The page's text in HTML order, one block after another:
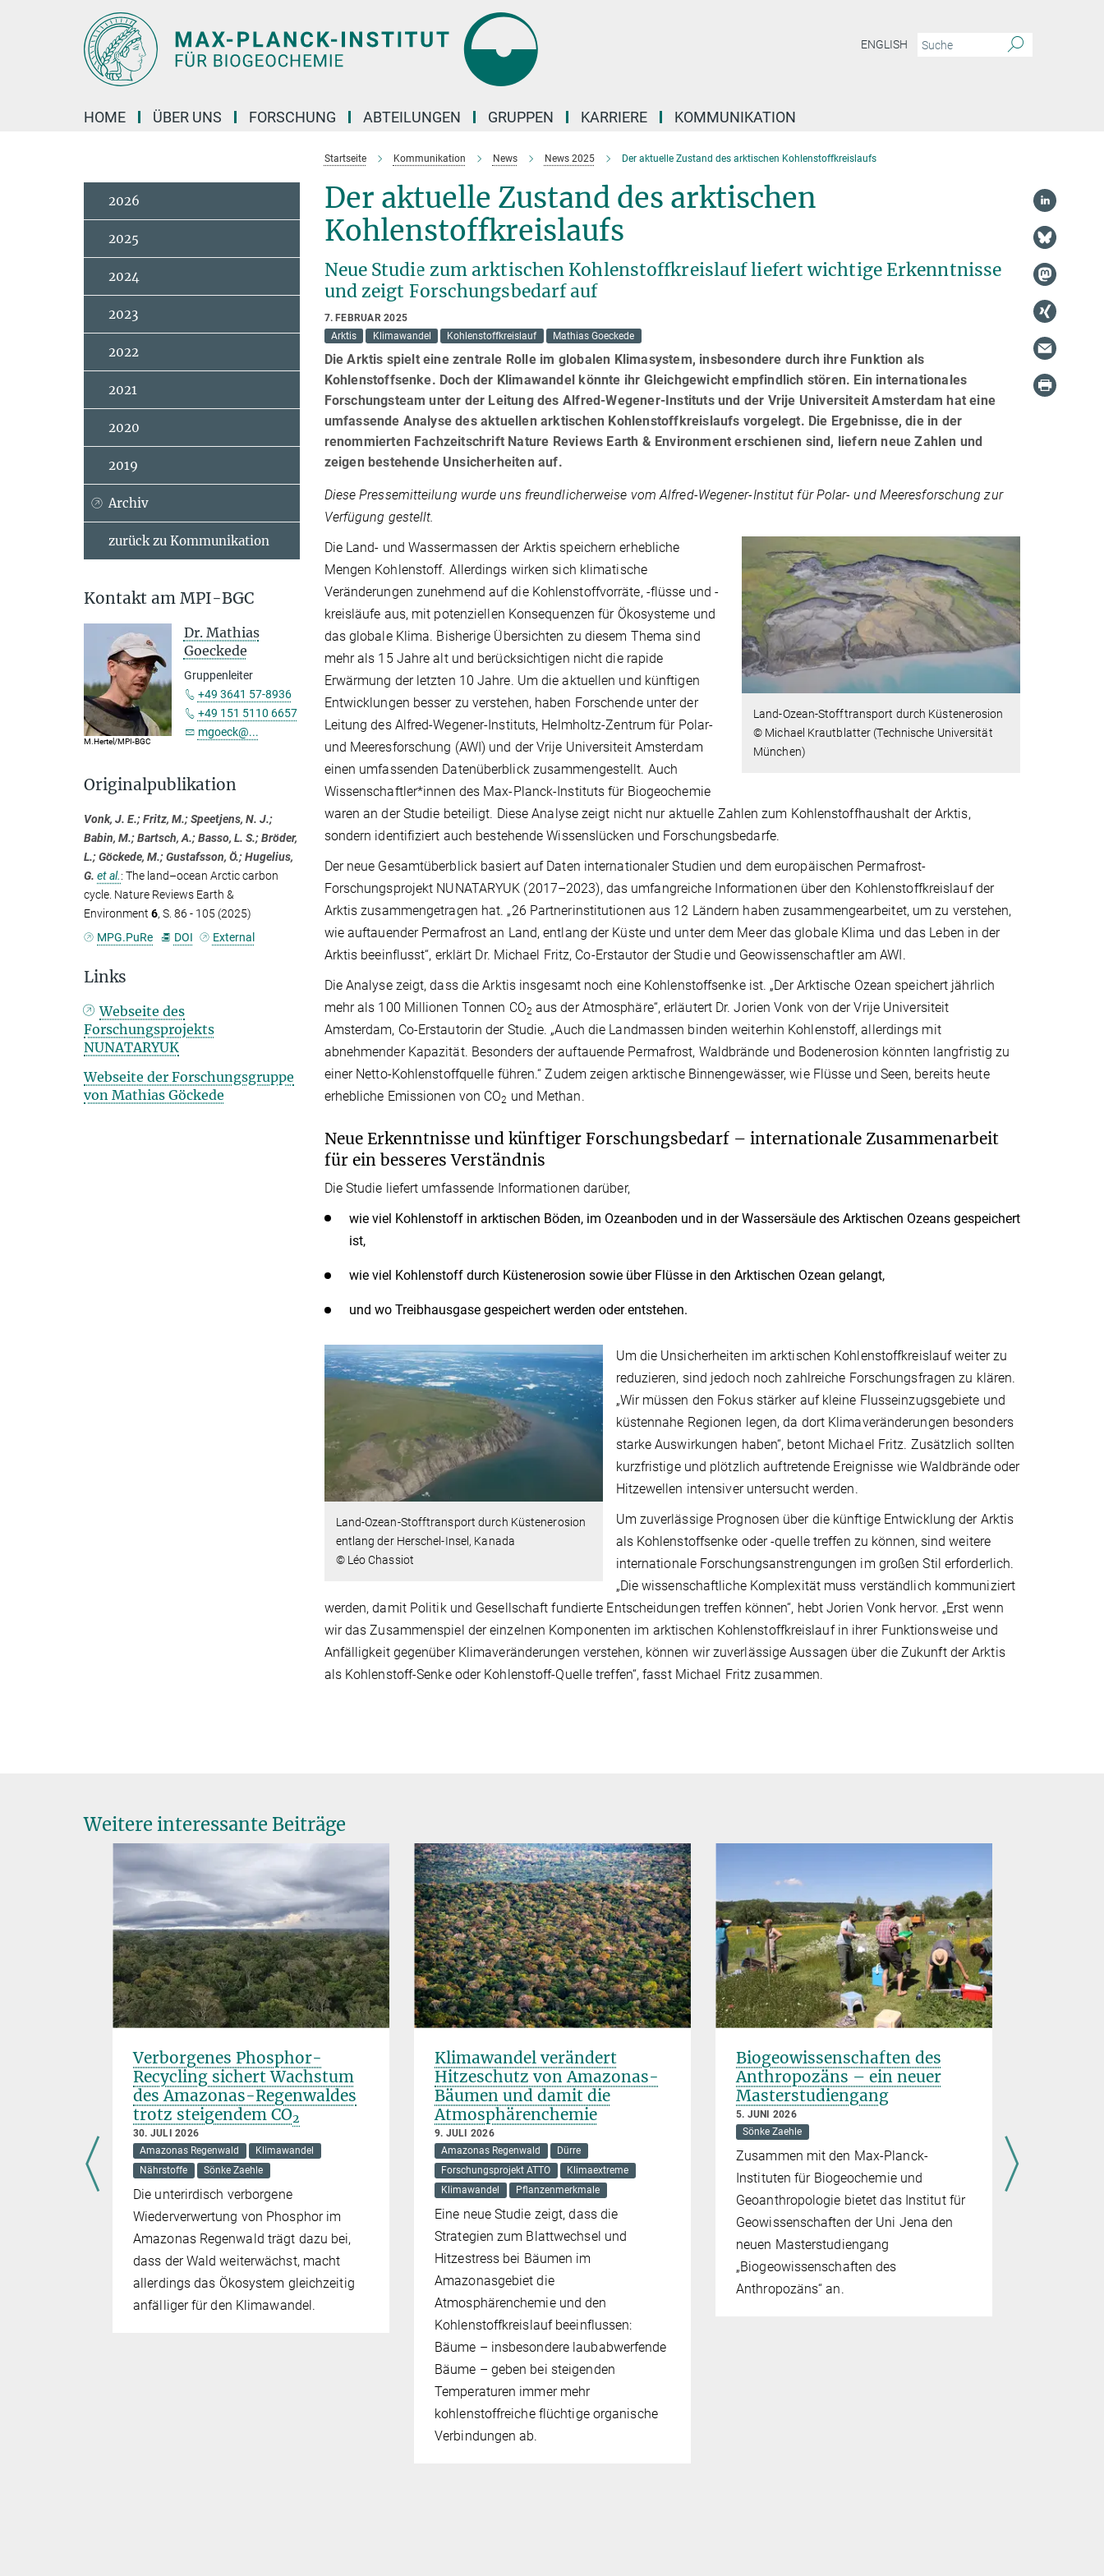
ENGLISH
HOME ÜBER UNS FORSCHUNG ABTEILUNGEN GRUPPEN KARRIERE KOMMUNIKATION
Startseite Kommunikation News News 2025 Der aktuelle Zustand des arktischen Kohlenstoffkreislaufs
Der aktuelle Zustand des arktischen
Kohlenstoffkreislaufs
Neue Studie zum arktischen Kohlenstoffkreislauf liefert wichtige Erkenntnisse
und zeigt Forschungsbedarf auf
7. FEBRUAR 2025
Arktis
Klimawandel Kohlenstoffkreislauf Mathias Goeckede
Die Arktis spielt eine zentrale Rolle im globalen Klimasystem, insbesondere durch ihre Funktion als
Kohlenstoffsenke. Doch der Klimawandel könnte ihr Gleichgewicht empfindlich stören. Ein internationales
Forschungsteam unter der Leitung des Alfred-Wegener-Instituts und der Vrije Universiteit Amsterdam hat eine
umfassende Analyse des aktuellen arktischen Kohlenstoffkreislaufs vorgelegt. Die Ergebnisse, die in der
renommierten Fachzeitschrift Nature Reviews Earth & Environment erschienen sind, liefern neue Zahlen und
zeigen bestehende Unsicherheiten auf.
Diese Pressemitteilung wurde uns freundlicherweise vom Alfred-Wegener-Institut für Polar- und Meeresforschung zur
Verfügung gestellt.
Land-Ozean-Stofftransport durch Küstenerosion
© Michael Krautblatter (Technische Universität
München)
Die Land- und Wassermassen der Arktis speichern erhebliche
Mengen Kohlenstoff. Allerdings wirken sich klimatische
Veränderungen zunehmend auf die Kohlenstoffvorräte, -flüsse und -
kreisläufe aus, mit potenziellen Konsequenzen für Ökosysteme und
das globale Klima. Bisherige Übersichten zu diesem Thema sind
mehr als 15 Jahre alt und berücksichtigen nicht die rapide
Erwärmung der letzten 10 Jahre. Um die aktuellen und künftigen
Entwicklungen besser zu verstehen, haben Forschende unter der
Leitung des Alfred-Wegener-Instituts, Helmholtz-Zentrum für Polar-
und Meeresforschung (AWI) und der Vrije Universiteit Amsterdam
einen umfassenden Datenüberblick zusammengestellt. Auch
Wissenschaftler*innen des Max-Planck-Instituts für Biogeochemie
waren an der Studie beteiligt. Diese Analyse zeigt nicht nur aktuelle Zahlen zum Kohlenstoffhaushalt der Arktis,
sondern identifiziert auch bestehende Wissenslücken und Forschungsbedarfe.
Der neue Gesamtüberblick basiert auf Daten internationaler Studien und dem europäischen Permafrost-
Forschungsprojekt NUNATARYUK (2017–2023), das umfangreiche Informationen über den Kohlenstoffkreislauf der
Arktis zusammengetragen hat. „26 Partnerinstitutionen aus 12 Ländern haben zusammengearbeitet, um zu verstehen,
wie auftauender Permafrost an Land, entlang der Küste und unter dem Meer das globale Klima und das Leben in der
Arktis beeinflusst“, erklärt Dr. Michael Fritz, Co-Erstautor der Studie und Geowissenschaftler am AWI.
Die Analyse zeigt, dass die Arktis insgesamt noch eine Kohlenstoffsenke ist. „Der Arktische Ozean speichert jährlich
mehr als 100 Millionen Tonnen CO2 aus der Atmosphäre“, erläutert Dr. Jorien Vonk von der Vrije Universiteit
Amsterdam, Co-Erstautorin der Studie. „Auch die Landmassen binden weiterhin Kohlenstoff, allerdings mit
abnehmender Kapazität. Besonders der auftauende Permafrost, Waldbrände und Bodenerosion könnten langfristig zu
einer Netto-Kohlenstoffquelle führen.“ Zudem zeigen arktische Binnengewässer, wie Flüsse und Seen, bereits heute
erhebliche Emissionen von CO2 und Methan.
Neue Erkenntnisse und künftiger Forschungsbedarf – internationale Zusammenarbeit
für ein besseres Verständnis
Die Studie liefert umfassende Informationen darüber,
wie viel Kohlenstoff in arktischen Böden, im Ozeanboden und in der Wassersäule des Arktischen Ozeans gespeichert
ist,
wie viel Kohlenstoff durch Küstenerosion sowie über Flüsse in den Arktischen Ozean gelangt,
und wo Treibhausgase gespeichert werden oder entstehen.
Land-Ozean-Stofftransport durch Küstenerosion
entlang der Herschel-Insel, Kanada
© Léo Chassiot
Um die Unsicherheiten im arktischen Kohlenstoffkreislauf weiter zu
reduzieren, sind jedoch noch zahlreiche Forschungsfragen zu klären.
„Wir müssen den Fokus stärker auf kleine Flusseinzugsgebiete und
küstennahe Regionen legen, da dort Klimaveränderungen besonders
starke Auswirkungen haben“, betont Michael Fritz. Zusätzlich sollten
kurzfristige und plötzlich auftretende Ereignisse wie Waldbrände oder
Hitzewellen intensiver untersucht werden.
Um zuverlässige Prognosen über die künftige Entwicklung der Arktis
als Kohlenstoffsenke oder -quelle treffen zu können, sind weitere
internationale Forschungsanstrengungen im großen Stil erforderlich.
„Die wissenschaftliche Komplexität muss verständlich kommuniziert
werden, damit Politik und Gesellschaft fundierte Entscheidungen treffen können“, hebt Jorien Vonk hervor. „Erst wenn
wir das Zusammenspiel der einzelnen Komponenten im arktischen Kohlenstoffkreislauf in ihrer Funktionsweise und
Anfälligkeit gegenüber Klimaveränderungen verstehen, können wir zuverlässige Aussagen über die Zukunft der Arktis
als Kohlenstoff-Senke oder Kohlenstoff-Quelle treffen“, fasst Michael Fritz zusammen.
2026
2025
2024
2023
2022
2021
2020
2019
Archiv
zurück zu Kommunikation
Kontakt am MPI-BGC
M.Hertel/MPI-BGC
Dr. Mathias
Goeckede
Gruppenleiter
+49 3641 57-8936
+49 151 5110 6657
mgoeck@...
Originalpublikation
Vonk, J. E.; Fritz, M.; Speetjens, N. J.;
Babin, M.; Bartsch, A.; Basso, L. S.; Bröder,
L.; Göckede, M.; Gustafsson, Ö.; Hugelius,
G. et al.: The land–ocean Arctic carbon
cycle. Nature Reviews Earth &
Environment 6, S. 86 - 105 (2025)
MPG.PuRe
DOI External
Links
Webseite des
Forschungsprojekts
NUNATARYUK
Webseite der Forschungsgruppe
von Mathias Göckede
Weitere interessante Beiträge
Verborgenes Phosphor-
Recycling sichert Wachstum
des Amazonas-Regenwaldes
trotz steigendem CO2
30. JULI 2026
Amazonas Regenwald
Klimawandel
Nährstoffe
Sönke Zaehle
Die unterirdisch verborgene
Wiederverwertung von Phosphor im
Amazonas Regenwald trägt dazu bei,
dass der Wald weiterwächst, macht
allerdings das Ökosystem gleichzeitig
anfälliger für den Klimawandel.
Klimawandel verändert
Hitzeschutz von Amazonas-
Bäumen und damit die
Atmosphärenchemie
9. JULI 2026
Amazonas Regenwald
Dürre
Forschungsprojekt ATTO
Klimaextreme
Klimawandel
Pflanzenmerkmale
Eine neue Studie zeigt, dass die
Strategien zum Blattwechsel und
Hitzestress bei Bäumen im
Amazonasgebiet die
Atmosphärenchemie und den
Kohlenstoffkreislauf beeinflussen:
Bäume – insbesondere laubabwerfende
Bäume – geben bei steigenden
Temperaturen immer mehr
kohlenstoffreiche flüchtige organische
Verbindungen ab.
Biogeowissenschaften des
Anthropozäns – ein neuer
Masterstudiengang
5. JUNI 2026
Sönke Zaehle
Zusammen mit den Max-Planck-
Instituten für Biogeochemie und
Geoanthropologie bietet das Institut für
Geowissenschaften der Uni Jena den
neuen Masterstudiengang
„Biogeowissenschaften des
Anthropozäns“ an.